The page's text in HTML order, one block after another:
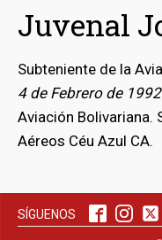
Juvenal
Subteniente de la
4 de Febrero de 1992
Aviación Bolivariana.
Aéreos Céu Azul CA.
SÍGUENOS